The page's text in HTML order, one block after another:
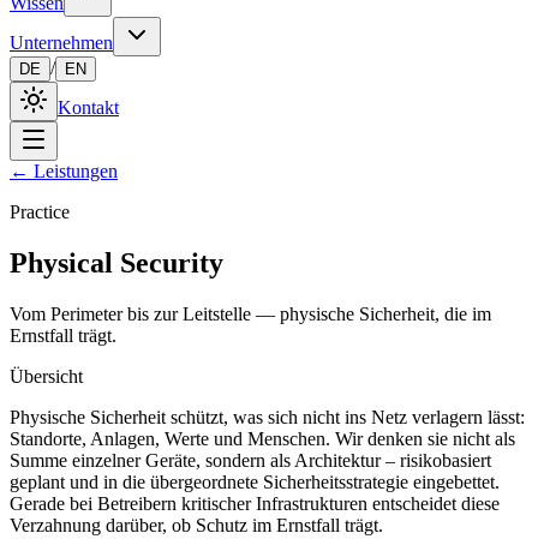
Unternehmen
DE / EN
Kontakt
← Leistungen
Practice
Physical Security
Vom Perimeter bis zur Leitstelle — physische Sicherheit, die im
Ernstfall trägt.
Übersicht
Physische Sicherheit schützt, was sich nicht ins Netz verlagern lässt:
Standorte, Anlagen, Werte und Menschen. Wir denken sie nicht als
Summe einzelner Geräte, sondern als Architektur – risikobasiert
geplant und in die übergeordnete Sicherheitsstrategie eingebettet.
Gerade bei Betreibern kritischer Infrastrukturen entscheidet diese
Verzahnung darüber, ob Schutz im Ernstfall trägt.